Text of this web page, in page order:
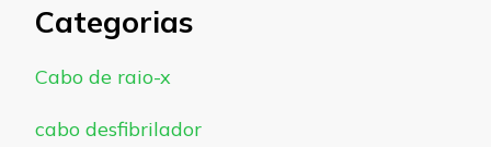
Categorias
Cabo de raio-x
cabo desfibrilador